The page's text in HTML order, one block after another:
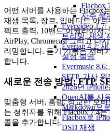
Flacbox
자주 묻
Evervideo
트리밍, 재생
Evertag 4.2:
설정 설명
Evermusic
SFTP, 가사 위
2026년
OpenAI를 사
Markdown으
Flacbox로
DSD 재생
어떤 서버를 사용하든
재생 목록, 장르, 임베디드 아
펙트 출력, 10밴드 이퀄라이저
AirPlay, Chromecast 그리고 다
리밍합니다. 듣기 기록은 서버
합니다.
새로운 전송 방법: FTP,
맞춤형 서버, 홈랩, 정교한 모
는 청취자를 위해 Flacbox 7.4
콜을 추가합니다.